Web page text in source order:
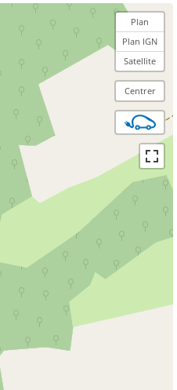
Plan
Plan IGN
Satellite
Centrer